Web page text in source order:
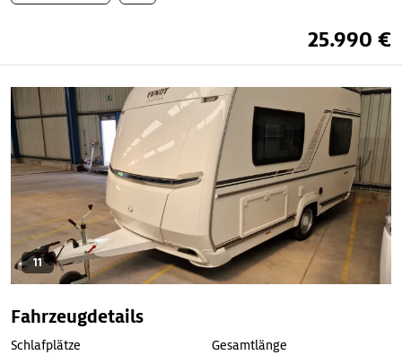
25.990 €
11
Fahrzeugdetails
Schlafplätze Gesamtlänge